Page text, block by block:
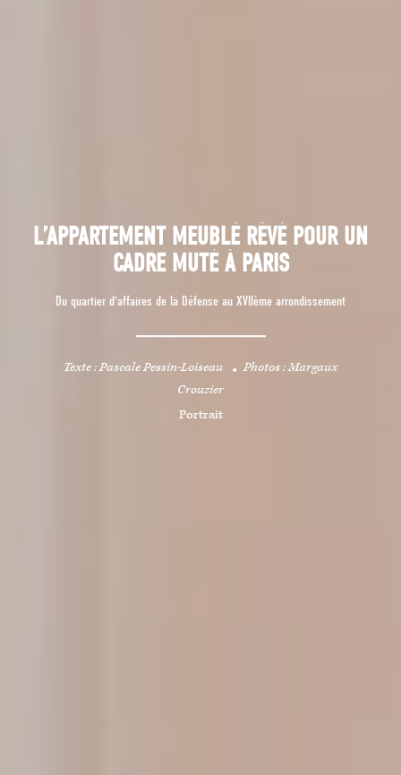
L’APPARTEMENT MEUBLÉ RÊVÉ POUR UN
CADRE MUTÉ À PARIS
Du quartier d'affaires de la Défense au XVIIème arrondissement
Texte : Pascale Pessin-Loiseau
Photos : Margaux
Crouzier
Portrait